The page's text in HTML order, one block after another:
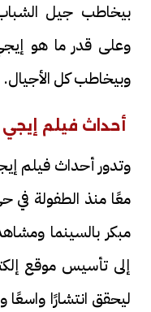
بيخاطب جيل
وعلى قدر ما هو
وبيخاطب كل الأجيال.
أحداث فيلم
وتدور أحداث فيلم
معًا منذ الطفولة في
مبكر بالسينما
إلى تأسيس موقع
ليحقق انتشارًا